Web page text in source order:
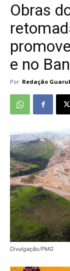
Obras
e no
Por Redação
Divulgação/PMG